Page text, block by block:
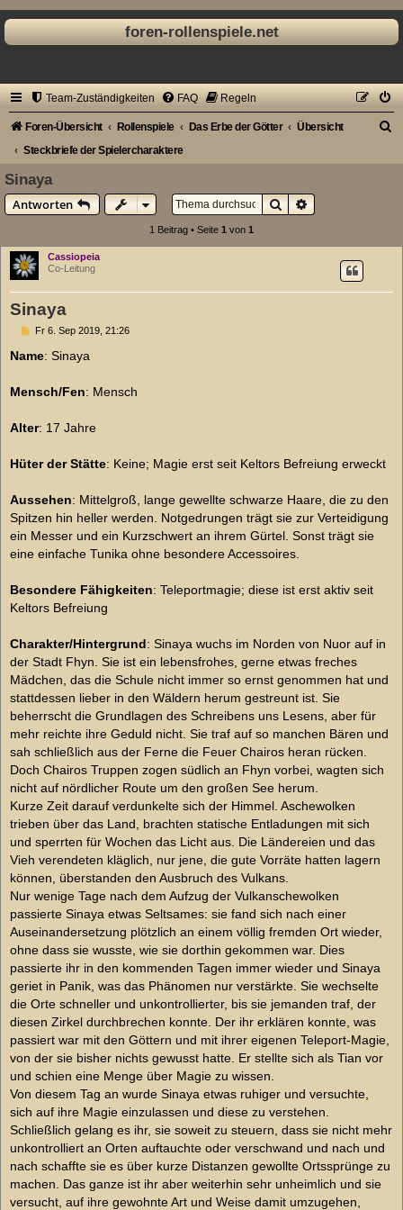
foren-rollenspiele.net
Team-Zuständigkeiten FAQ Regeln
Foren-Übersicht Rollenspiele Das Erbe der Götter
Übersicht
Steckbriefe der Spielercharaktere
Sinaya
Antworten
SucheErweiterte Suche
1 Beitrag • Seite 1 von 1
Cassiopeia
Co-Leitung
Sinaya
B
i
a
g
Fr 6. Sep 2019, 21:26
Name: Sinaya
Mensch/Fen: Mensch
Alter: 17 Jahre
Hüter der Stätte: Keine; Magie erst seit Keltors Befreiung erweckt
Aussehen: Mittelgroß, lange gewellte schwarze Haare, die zu den
Spitzen hin heller werden. Notgedrungen trägt sie zur Verteidigung
ein Messer und ein Kurzschwert an ihrem Gürtel. Sonst trägt sie
eine einfache Tunika ohne besondere Accessoires.
Besondere Fähigkeiten: Teleportmagie; diese ist erst aktiv seit
Keltors Befreiung
Charakter/Hintergrund: Sinaya wuchs im Norden von Nuor auf in
der Stadt Fhyn. Sie ist ein lebensfrohes, gerne etwas freches
Mädchen, das die Schule nicht immer so ernst genommen hat und
stattdessen lieber in den Wäldern herum gestreunt ist. Sie
beherrscht die Grundlagen des Schreibens uns Lesens, aber für
mehr reichte ihre Geduld nicht. Sie traf auf so manchen Bären und
sah schließlich aus der Ferne die Feuer Chairos heran rücken.
Doch Chairos Truppen zogen südlich an Fhyn vorbei, wagten sich
nicht auf nördlicher Route um den großen See herum.
Kurze Zeit darauf verdunkelte sich der Himmel. Aschewolken
trieben über das Land, brachten statische Entladungen mit sich
und sperrten für Wochen das Licht aus. Die Ländereien und das
Vieh verendeten kläglich, nur jene, die gute Vorräte hatten lagern
können, überstanden den Ausbruch des Vulkans.
Nur wenige Tage nach dem Aufzug der Vulkanschewolken
passierte Sinaya etwas Seltsames: sie fand sich nach einer
Auseinandersetzung plötzlich an einem völlig fremden Ort wieder,
ohne dass sie wusste, wie sie dorthin gekommen war. Dies
passierte ihr in den kommenden Tagen immer wieder und Sinaya
geriet in Panik, was das Phänomen nur verstärkte. Sie wechselte
die Orte schneller und unkontrollierter, bis sie jemanden traf, der
diesen Zirkel durchbrechen konnte. Der ihr erklären konnte, was
passiert war mit den Göttern und mit ihrer eigenen Teleport-Magie,
von der sie bisher nichts gewusst hatte. Er stellte sich als Tian vor
und schien eine Menge über Magie zu wissen.
Von diesem Tag an wurde Sinaya etwas ruhiger und versuchte,
sich auf ihre Magie einzulassen und diese zu verstehen.
Schließlich gelang es ihr, sie soweit zu steuern, dass sie nicht mehr
unkontrolliert an Orten auftauchte oder verschwand und nach und
nach schaffte sie es über kurze Distanzen gewollte Ortssprünge zu
machen. Das ganze ist ihr aber weiterhin sehr unheimlich und sie
versucht, auf ihre gewohnte Art und Weise damit umzugehen,